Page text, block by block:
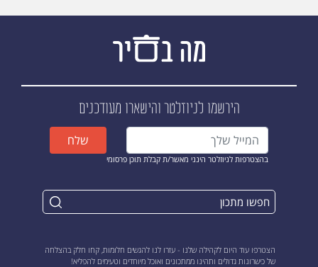
הירשמו לניוזלטרוהישארו מעודכנים
בהצטרפות לניוזלטר הינני מאשר/ת קבלת תוכן פרסומי
שלח
הצטרפו עוד היום לקהילה שלנו - עזרו לנו להגשים חלומות, קחו חלק בהצלחה
של כישרונות גדולים ותהינו ממתכונים ואוכל מיוחדים וטעימים להפליא!